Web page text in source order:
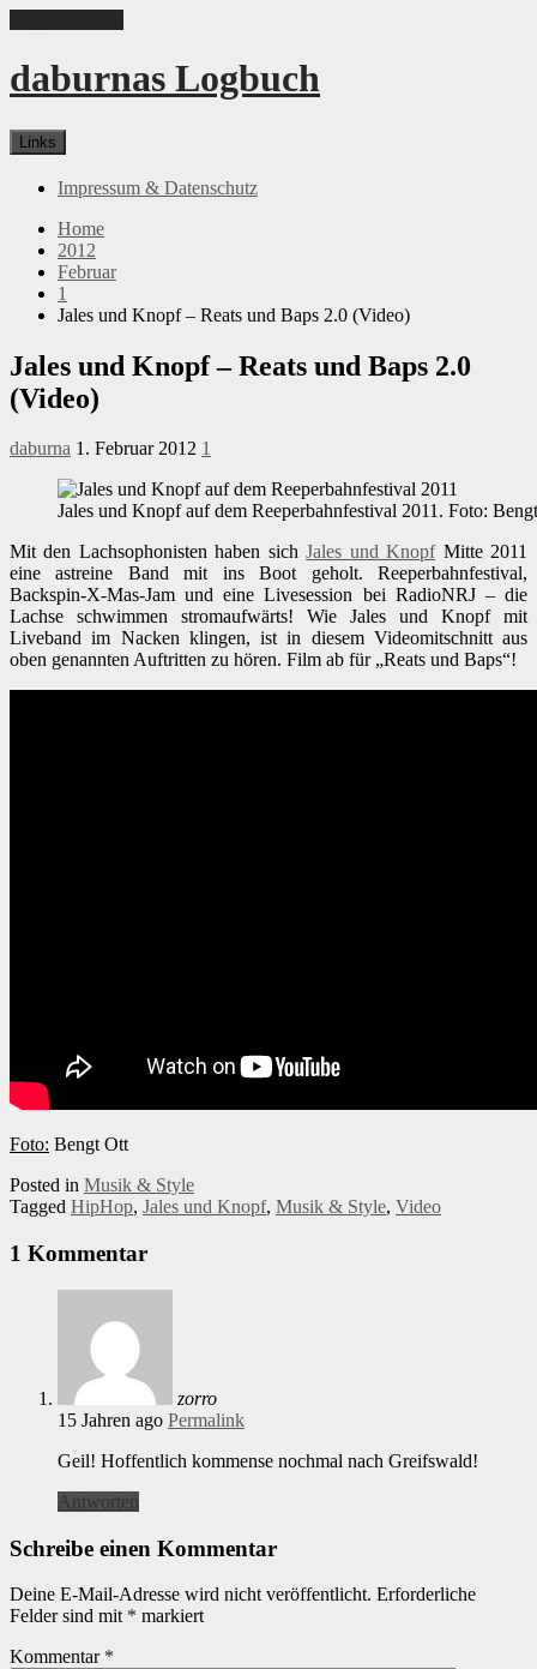
daburnas Logbuch
Links
Impressum & Datenschutz
Home
2012
Februar
1
Jales und Knopf – Reats und Baps 2.0 (Video)
Jales und Knopf – Reats und Baps 2.0
(Video)
daburna 1. Februar 2012 1
Jales und Knopf auf dem Reeperbahnfestival 2011. Foto:
Mit den Lachsophonisten haben sichJales und KnopfMitte 2011
eine astreine Band mit ins Boot geholt. Reeperbahnfestival,
Backspin-X-Mas-Jam und eine Livesession bei RadioNRJ – die
Lachse schwimmen stromaufwärts! Wie Jales und Knopf mit
Liveband im Nacken klingen, ist in diesem Videomitschnitt aus
oben genannten Auftritten zu hören. Film ab für „Reats und Baps“!
Foto: Bengt Ott
Posted in Musik & Style
Tagged HipHop, Jales und Knopf, Musik & Style, Video
1 Kommentar
zorro
15 Jahren ago Permalink
Geil! Hoffentlich kommense nochmal nach Greifswald!
Antworten
Schreibe einen Kommentar
Deine E-Mail-Adresse wird nicht veröffentlicht. Erforderliche
Felder sind mit * markiert
Kommentar *